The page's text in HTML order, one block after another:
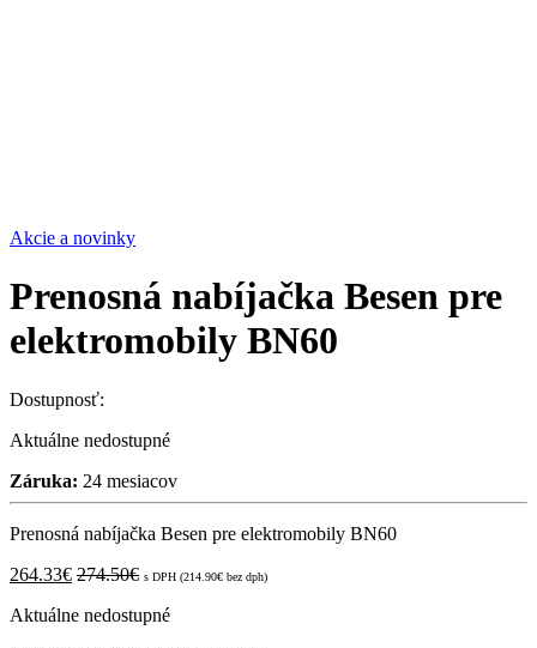
Akcie a novinky
Prenosná nabíjačka Besen pre
elektromobily BN60
Dostupnosť:
Aktuálne nedostupné
Záruka: 24 mesiacov
Prenosná nabíjačka Besen pre elektromobily BN60
264.33€ 274.50€ s DPH (214.90€ bez dph)
Aktuálne nedostupné